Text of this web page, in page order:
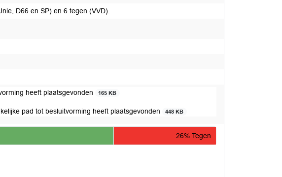
D66 en SP) en 6 tegen (VVD).
heeft plaatsgevonden 165 KB
pad tot besluitvorming heeft plaatsgevonden 448 KB
26% Tegen